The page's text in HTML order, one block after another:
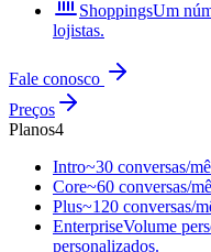
ShoppingsUm
lojistas.
Fale conosco
Preços
Planos4
Intro~30 conversas/
Core~60 conversas/
Plus~120 conversas/
EnterpriseVolume
personalizados.